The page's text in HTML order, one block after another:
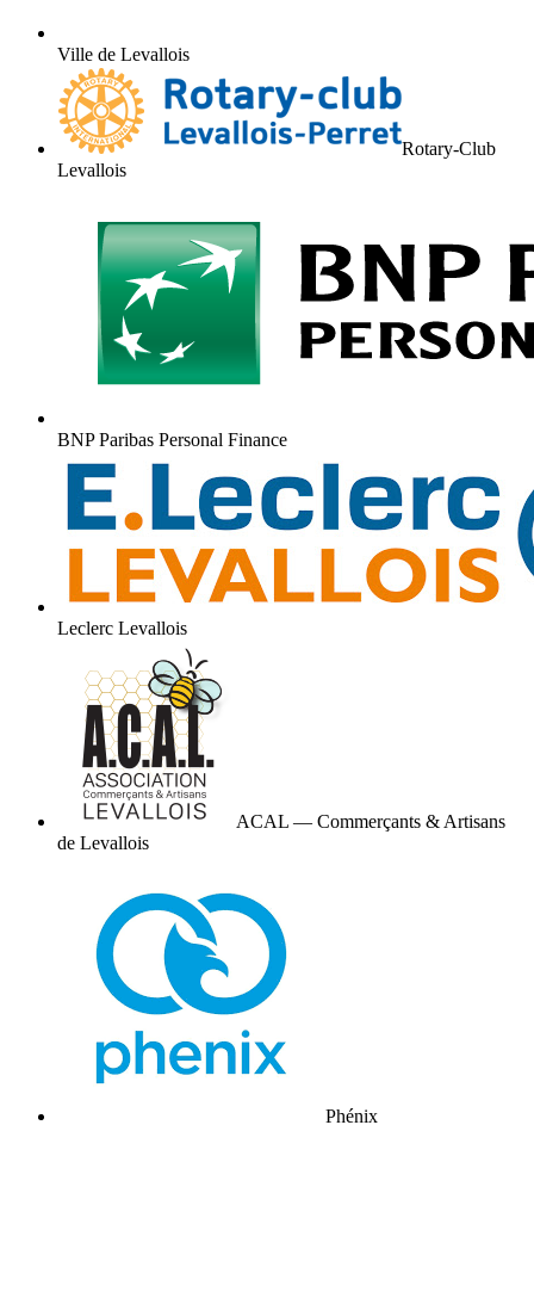
Ville de Levallois
Rotary-Club
Levallois
BNP Paribas Personal Finance
Leclerc Levallois
ACAL — Commerçants & Artisans
de Levallois
Phénix